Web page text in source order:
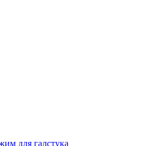
для галстука